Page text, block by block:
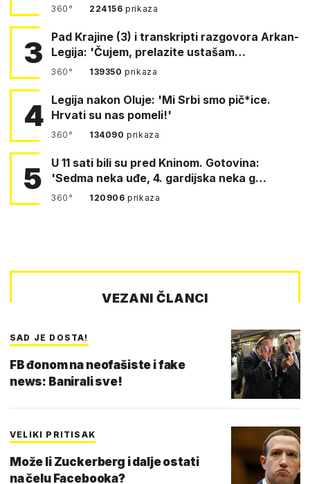
360° 224156prikaza
3
Pad Krajine (3) i transkripti razgovora Arkan-
Legija: 'Čujem, prelazite ustašam…
360° 139350prikaza
4 Legija nakon Oluje: 'Mi Srbi smo pič*ice.
Hrvati su nas pomeli!'
360° 134090prikaza
5
U 11 sati bili su pred Kninom. Gotovina:
'Sedma neka uđe, 4. gardijska neka g…
360° 120906prikaza
VEZANI ČLANCI
SAD JE DOSTA!
FB đonom na neofašiste i fake
news: Banirali sve!
VELIKI PRITISAK
Može li Zuckerberg i dalje ostati
na čelu Facebooka?